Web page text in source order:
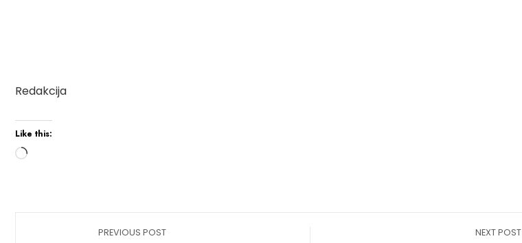
Redakcija
Like this:
PREVIOUS POST NEXT POST